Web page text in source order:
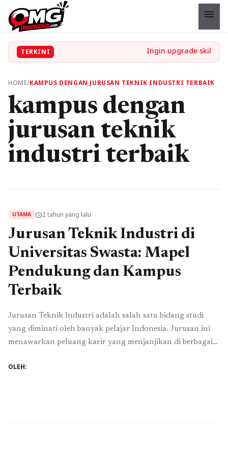
menu
TERKINI
HOME/KAMPUS DENGAN JURUSAN TEKNIK INDUSTRI TERBAIK
kampus dengan
jurusan teknik
industri terbaik
UTAMA schedule2 tahun yang lalu
Jurusan Teknik Industri di
Universitas Swasta: Mapel
Pendukung dan Kampus
Terbaik
Jurusan Teknik Industri adalah salah satu bidang studi
yang diminati oleh banyak pelajar Indonesia. Jurusan ini
menawarkan peluang karir yang menjanjikan di berbagai
menempuh pendidikan di jurusan ini, terdapat beberapa
OLEH: